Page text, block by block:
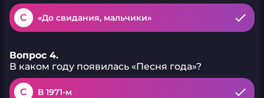
C «До свидания, мальчики»
Вопрос 4.
В каком году появилась «Песня года»?
C В 1971-м